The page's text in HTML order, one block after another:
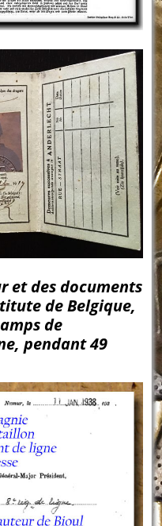
et des documents
de Belgique,
de
pendant 49